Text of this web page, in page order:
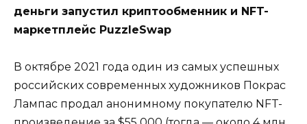
деньги запустил криптообменник и NFT-
маркетплейс PuzzleSwap
В октябре 2021 года один из самых успешных
российских современных художников Покрас
Лампас продал анонимному покупателю NFT-